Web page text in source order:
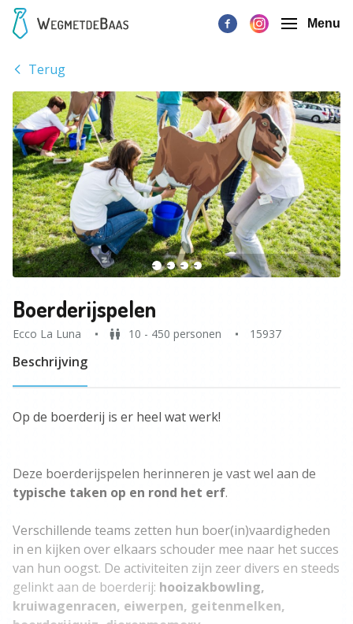
Menu
Terug
Boerderijspelen
Ecco La Luna 10 - 450 personen 15937
Beschrijving
Op de boerderij is er heel wat werk!
Deze boerderijspelen herinneren je vast wel aan de
typische taken op en rond het erf.
Verschillende teams zetten hun boer(in)vaardigheden
in en kijken over elkaars schouder mee naar het succes
van hun oogst. De activiteiten zijn zeer divers en steeds
gelinkt aan de boerderij: hooizakbowling,
kruiwagenracen, eiwerpen, geitenmelken,